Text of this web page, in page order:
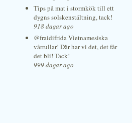
Tips på mat i stormkök till ett
dygns solskenstältning, tack!
918 dagar ago
@fraidifrida Vietnamesiska
vårrullar! Där har vi det, det får
det bli! Tack!
999 dagar ago